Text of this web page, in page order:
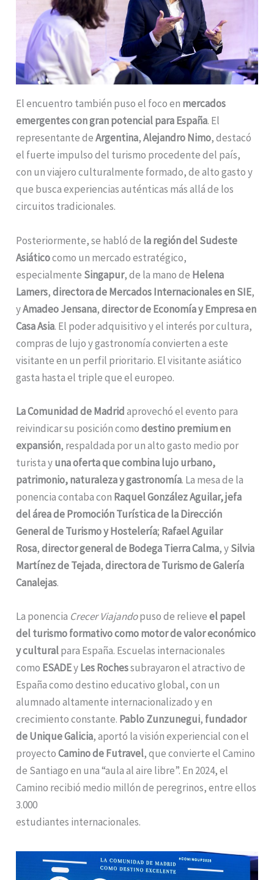
El encuentro también puso el foco en mercados
emergentes con gran potencial para España. El
representante deArgentina,Alejandro Nimo, destacó
el fuerte impulso del turismo procedente del país,
con un viajero culturalmente formado, de alto gasto y
que busca experiencias auténticas más allá de los
circuitos tradicionales.
Posteriormente, se habló de la región del Sudeste
Asiáticocomo un mercado estratégico,
especialmente Singapur, de la mano de Helena
Lamers,directora de Mercados Internacionales en SIE,
yAmadeo Jensana,director de Economía y Empresa en
Casa Asia. El poder adquisitivo y el interés por cultura,
compras de lujo y gastronomía convierten a este
visitante en un perfil prioritario. El visitante asiático
gasta hasta el triple que el europeo.
La Comunidad de Madridaprovechó el evento para
reivindicar su posición comodestino premium en
expansión, respaldada por un alto gasto medio por
turista yuna oferta que combina lujo urbano,
patrimonio, naturaleza y gastronomía. La mesa de la
ponencia contaba con Raquel González Aguilar,jefa
del área de Promoción Turística de la Dirección
General de Turismo y Hostelería; Rafael Aguilar
Rosa,director general de Bodega Tierra Calma, ySilvia
Martínez de Tejada,directora de Turismo de Galería
Canalejas.
La ponencia Crecer Viajandopuso de relieveel papel
del turismo formativo como motor de valor económico
y culturalpara España. Escuelas internacionales
como ESADEyLes Rochessubrayaron el atractivo de
España como destino educativo global, con un
alumnado altamente internacionalizado y en
crecimiento constante. Pablo Zunzunegui, fundador
de Unique Galicia, aportó la visión experiencial con el
proyectoCamino de Futravel, que convierte el Camino
de Santiago en una “aula al aire libre”. En 2024, el
Camino recibió medio millón de peregrinos, entre ellos
3.000
estudiantes internacionales.